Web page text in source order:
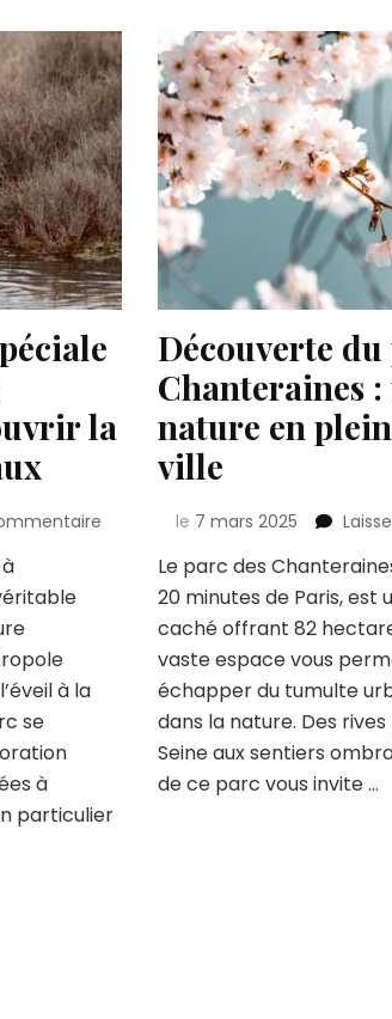
la
commentée
spéciale
chanteraines
découvrir
fréquence
à la
se
à
particulier
Découverte du
Chanteraines
nature en
ville
le 7 mars 2025
Le parc des
20 minutes de Paris,
caché offrant 82
vaste espace vous
échapper du tumulte
dans la nature. Des
Seine aux sentiers
de ce parc vous invite …